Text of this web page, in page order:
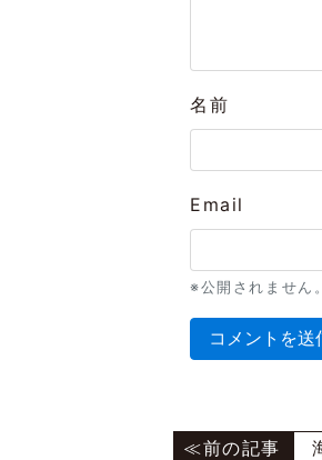
名前
Email
※公開されません。